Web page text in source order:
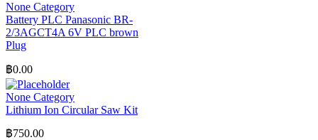
None Category
Battery PLC Panasonic BR-
2/3AGCT4A 6V PLC brown
Plug
฿0.00
None Category
Lithium Ion Circular Saw Kit
฿750.00